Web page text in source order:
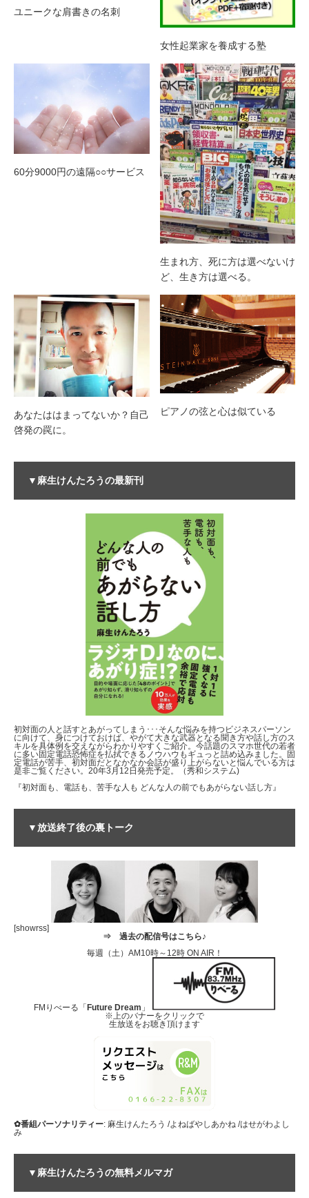
ユニークな肩書きの名刺
女性起業家を養成する塾
60分9000円の遠隔○○サービス
生まれ方、死に方は選べないけ
ど、生き方は選べる。
あなたははまってないか？自己
啓発の罠に。
ピアノの弦と心は似ている
▼麻生けんたろうの最新刊
初対面の人と話すとあがってしまう･･･そんな悩みを持つビジネスパーソン
に向けて、身につけておけば、やがて大きな武器となる聞き方や話し方のス
キルを具体例を交えながらわかりやすくご紹介。今話題のスマホ世代の若者
に多い固定電話恐怖症を払拭できるノウハウもギュっと詰め込みました。固
定電話が苦手、初対面だとなかなか会話が盛り上がらないと悩んでいる方は
是非ご覧ください。20年3月12日発売予定。（秀和システム)
『初対面も、電話も、苦手な人も どんな人の前でもあがらない話し方』
▼放送終了後の裏トーク
[showrss]
⇒ 過去の配信号はこちら♪
毎週（土）AM10時～12時 ON AIR！
FMりべーる「 Future Dream 」
※上のバナーをクリックで
生放送をお聴き頂けます
✿番組パーソナリティー: 麻生けんたろう /よねばやしあかね /はせがわよし
み
▼麻生けんたろうの無料メルマガ